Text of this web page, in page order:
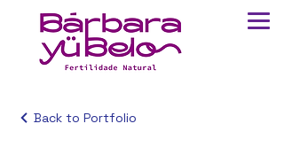
Back to Portfolio